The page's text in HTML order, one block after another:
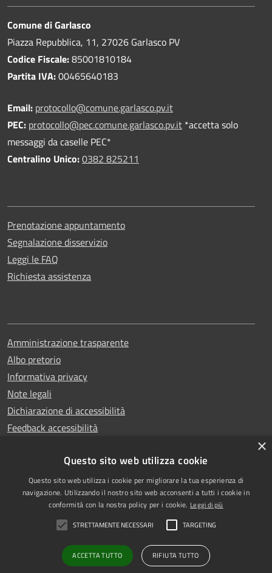
Comune di Garlasco
Piazza Repubblica, 11, 27026 Garlasco PV
Codice Fiscale:85001810184
Partita IVA:00465640183
Email: protocollo@comune.garlasco.pv.it
PEC: protocollo@pec.comune.garlasco.pv.it *accetta solo
messaggi da caselle PEC*
Centralino Unico:0382 825211
Prenotazione appuntamento
Segnalazione disservizio
Leggi le FAQ
Richiesta assistenza
Amministrazione trasparente
Albo pretorio
Informativa privacy
Note legali
Dichiarazione di accessibilità
Feedback accessibilità
RSS
Accessibilità
Mappa del sito
Copyright © 2025
Comune di Garlasco
×
Questo sito web utilizza cookie
Questo sito web utilizza i cookie per migliorare la tua esperienza di
navigazione. Utilizzando il nostro sito web acconsenti a tutti i cookie in
conformità con la nostra policy per i cookie. Leggi di più
STRETTAMENTE NECESSARI TARGETING
ACCETTA TUTTO RIFIUTA TUTTO